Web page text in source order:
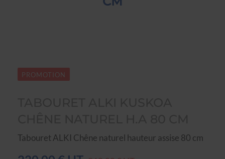
PROMOTION
Tabouret ALKI Chêne naturel hauteur assise 80 cm